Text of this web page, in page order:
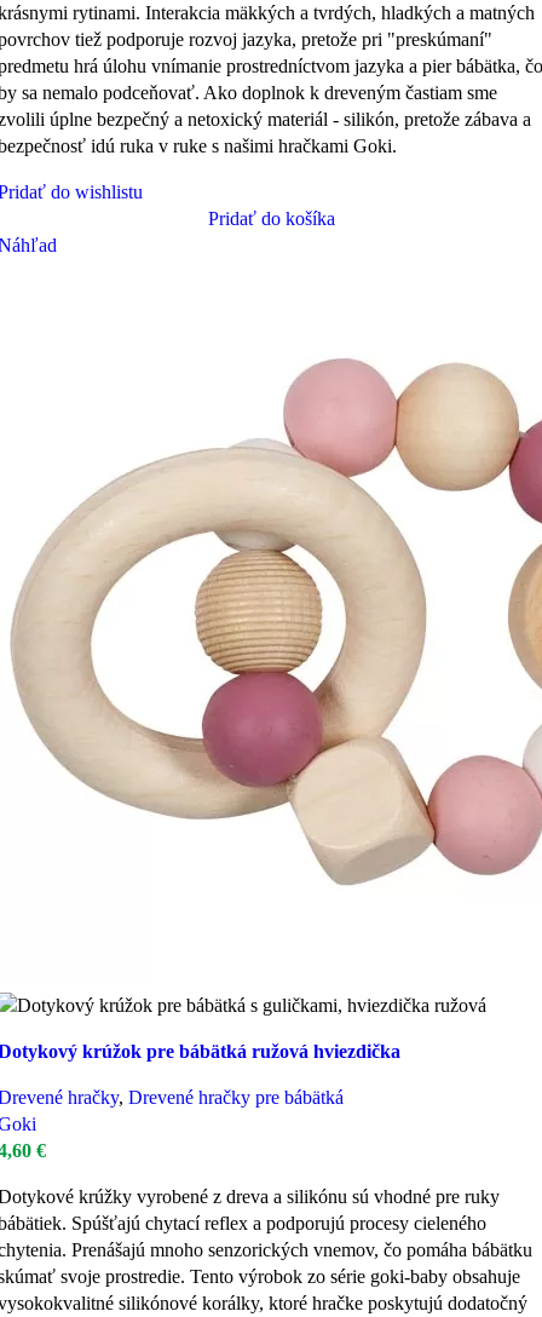
rytinami. Interakcia mäkkých a tvrdých, hladkých a matných
tiež podporuje rozvoj jazyka, pretože pri "preskúmaní"
hrá úlohu vnímanie prostredníctvom jazyka a pier bábätka, čo
sa nemalo podceňovať. Ako doplnok k dreveným častiam sme
úplne bezpečný a netoxický materiál - silikón, pretože zábava a
idú ruka v ruke s našimi hračkami Goki.
do wishlistu
Pridať do košíka
krúžok pre bábätká ružová hviezdička
hračky, Drevené hračky pre bábätká
€
krúžky vyrobené z dreva a silikónu sú vhodné pre ruky
Spúšťajú chytací reflex a podporujú procesy cieleného
Prenášajú mnoho senzorických vnemov, čo pomáha bábätku
svoje prostredie. Tento výrobok zo série goki-baby obsahuje
silikónové korálky, ktoré hračke poskytujú dodatočný